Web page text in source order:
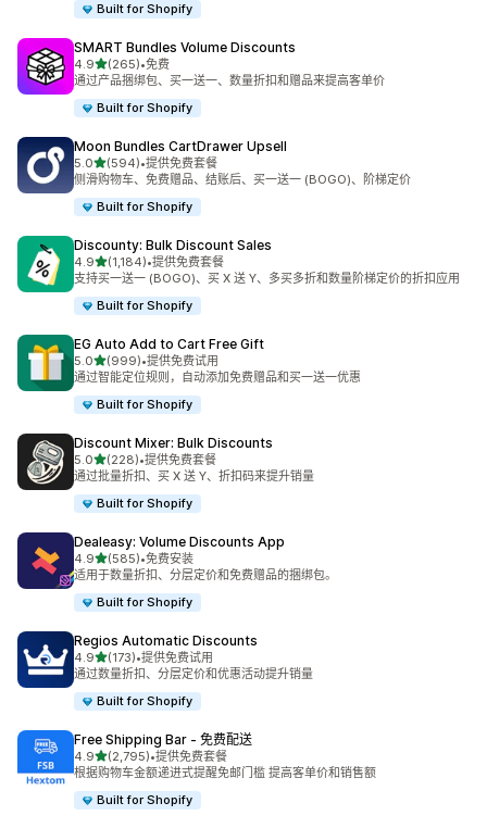
Built for Shopify
SMART Bundles Volume Discounts
4.9星（满分 5 星）
(265)
总共 265 条评论
•免费
通过产品捆绑包、买一送一、数量折扣和赠品来提高客单价
Built for Shopify
Moon Bundles CartDrawer Upsell
5.0星（满分 5 星）
(594)
总共 594 条评论
•提供免费套餐
侧滑购物车、免费赠品、结账后、买一送一 (BOGO)、阶梯定价
Built for Shopify
Discounty: Bulk Discount Sales
4.9星（满分 5 星）
(1,184)
总共 1184 条评论
•提供免费套餐
支持买一送一 (BOGO)、买 X 送 Y、多买多折和数量阶梯定价的折扣应用
Built for Shopify
EG Auto Add to Cart Free Gift
5.0星（满分 5 星）
(999)
总共 999 条评论
•提供免费试用
通过智能定位规则，自动添加免费赠品和买一送一优惠
Built for Shopify
Discount Mixer: Bulk Discounts
5.0星（满分 5 星）
(228)
总共 228 条评论
•提供免费套餐
通过批量折扣、买 X 送 Y、折扣码来提升销量
Built for Shopify
Dealeasy: Volume Discounts App
4.9星（满分 5 星）
(585)
总共 585 条评论
•免费安装
适用于数量折扣、分层定价和免费赠品的捆绑包。
Built for Shopify
Regios Automatic Discounts
4.9星（满分 5 星）
(173)
总共 173 条评论
•提供免费试用
通过数量折扣、分层定价和优惠活动提升销量
Built for Shopify
Free Shipping Bar ‑ 免费配送
4.9星（满分 5 星）
(2,795)
总共 2795 条评论
•提供免费套餐
根据购物车金额递进式提醒免邮门槛 提高客单价和销售额
Built for Shopify